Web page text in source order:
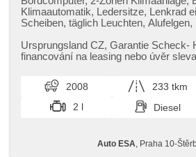
Klimaautomatik, Ledersitze, Lenkrad
Scheiben, täglich Leuchten, Alufelgen,
Zentralverriegelung mit
Stabilitätsprogramm (ESP),
Beifahrerairbagdeaktivierung,
Ursprungsland CZ,​ Garantie Scheck​-
financování na leasing nebo úvěr
2008 233 tkm
2 l
Diesel
Auto ESA , Praha 10-